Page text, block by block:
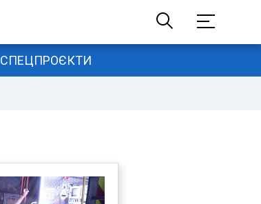
СПЕЦПРОЄКТИ